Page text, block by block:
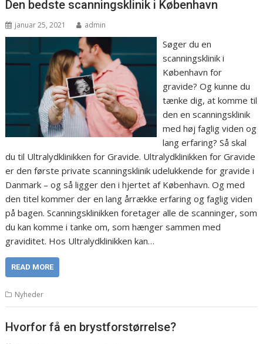
Den bedste scanningsklinik i København
januar 25, 2021 admin
Søger du en
scanningsklinik i
København for
gravide? Og kunne du
tænke dig, at komme til
den en scanningsklinik
med høj faglig viden og
lang erfaring? Så skal
du til Ultralydklinikken for Gravide. Ultralydklinikken for Gravide
er den første private scanningsklinik udelukkende for gravide i
Danmark – og så ligger den i hjertet af København. Og med
den titel kommer der en lang årrække erfaring og faglig viden
på bagen. Scanningsklinikken foretager alle de scanninger, som
du kan komme i tanke om, som hænger sammen med
graviditet. Hos Ultralydklinikken kan…
READ MORE
Nyheder
Hvorfor få en brystforstørrelse?